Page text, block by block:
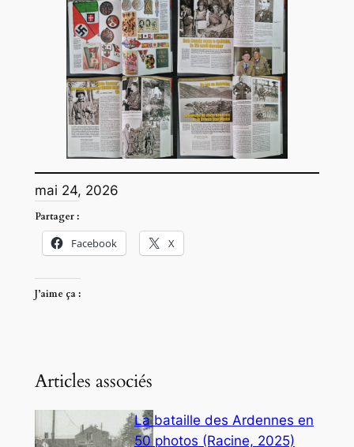
mai 24, 2026
Partager :
Facebook X
J’aime ça :
Articles associés
La bataille des Ardennes en
50 photos (Racine, 2025)